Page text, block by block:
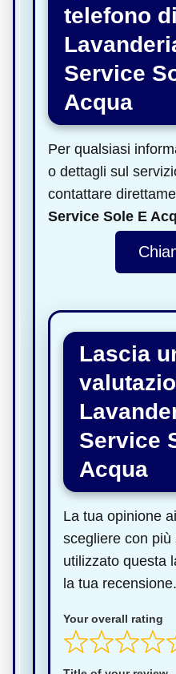
telefono di
Service
Acqua
Per qualsiasi
o dettagli sul
contattare
Service Sole E
Lascia
Service
Acqua
La tua opinione
scegliere con più
utilizzato questa
la tua recensione.
Your overall rating